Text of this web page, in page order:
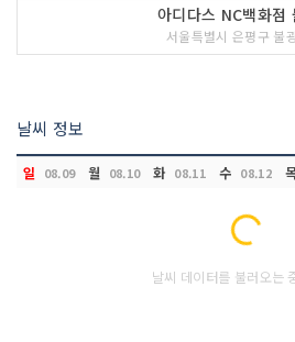
아디다스 NC백화점
서울특별시 은평구 불
날씨 정보
일 08.09 월 08.10 화 08.11 수 08.12
Loading...
날씨 데이터를 불러오는